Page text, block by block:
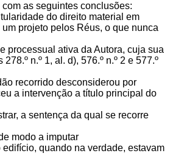
as seguintes conclusões:
do direito material em
projeto pelos Réus, o que nunca
processual ativa da Autora, cuja sua
n.º 1, al. d), 576.º n.º 2 e 577.º
recorrido desconsiderou por
a intervenção a título principal do
a sentença da qual se recorre
modo a imputar
quando na verdade, estavam